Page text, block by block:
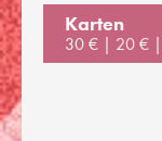
Karten
30 € 20 €